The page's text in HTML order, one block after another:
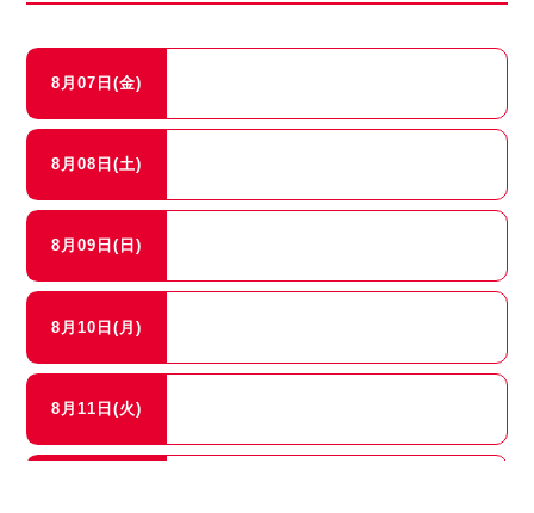
8月07日(金)
8月08日(土)
8月09日(日)
8月10日(月)
8月11日(火)